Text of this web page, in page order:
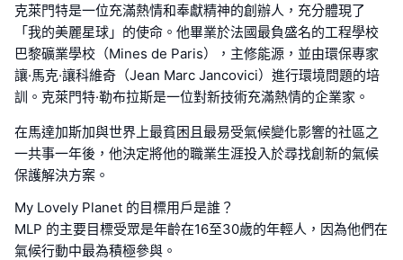
克萊門特是一位充滿熱情和奉獻精神的創辦人，充分體現了
「我的美麗星球」的使命。他畢業於法國最負盛名的工程學校
巴黎礦業學校（Mines de Paris），主修能源，並由環保專家
讓·馬克·讓科維奇（Jean Marc Jancovici）進行環境問題的培
訓。克萊門特·勒布拉斯是一位對新技術充滿熱情的企業家。
在馬達加斯加與世界上最貧困且最易受氣候變化影響的社區之
一共事一年後，他決定將他的職業生涯投入於尋找創新的氣候
保護解決方案。
My Lovely Planet 的目標用戶是誰？
MLP 的主要目標受眾是年齡在16至30歲的年輕人，因為他們在
氣候行動中最為積極參與。